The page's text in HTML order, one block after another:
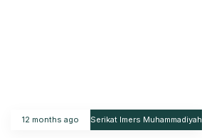
12 months ago Serikat Imers Muhammadiyah